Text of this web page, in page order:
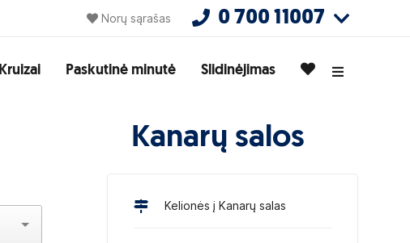
Norų sąrašas 0 700 11007
Kruizai Paskutinė minutė Slidinėjimas
Kanarų salos
Kelionės į Kanarų salas